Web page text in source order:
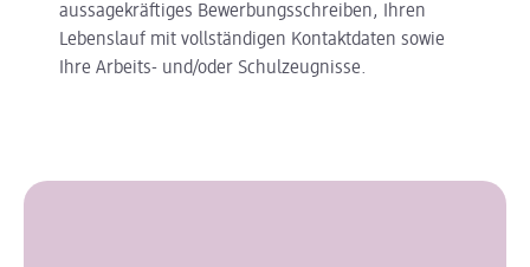
aussagekräftiges Bewerbungsschreiben, Ihren
Lebenslauf mit vollständigen Kontaktdaten sowie
Ihre Arbeits- und/oder Schulzeugnisse.